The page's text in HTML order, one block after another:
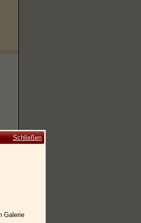
Schließen
Galerie